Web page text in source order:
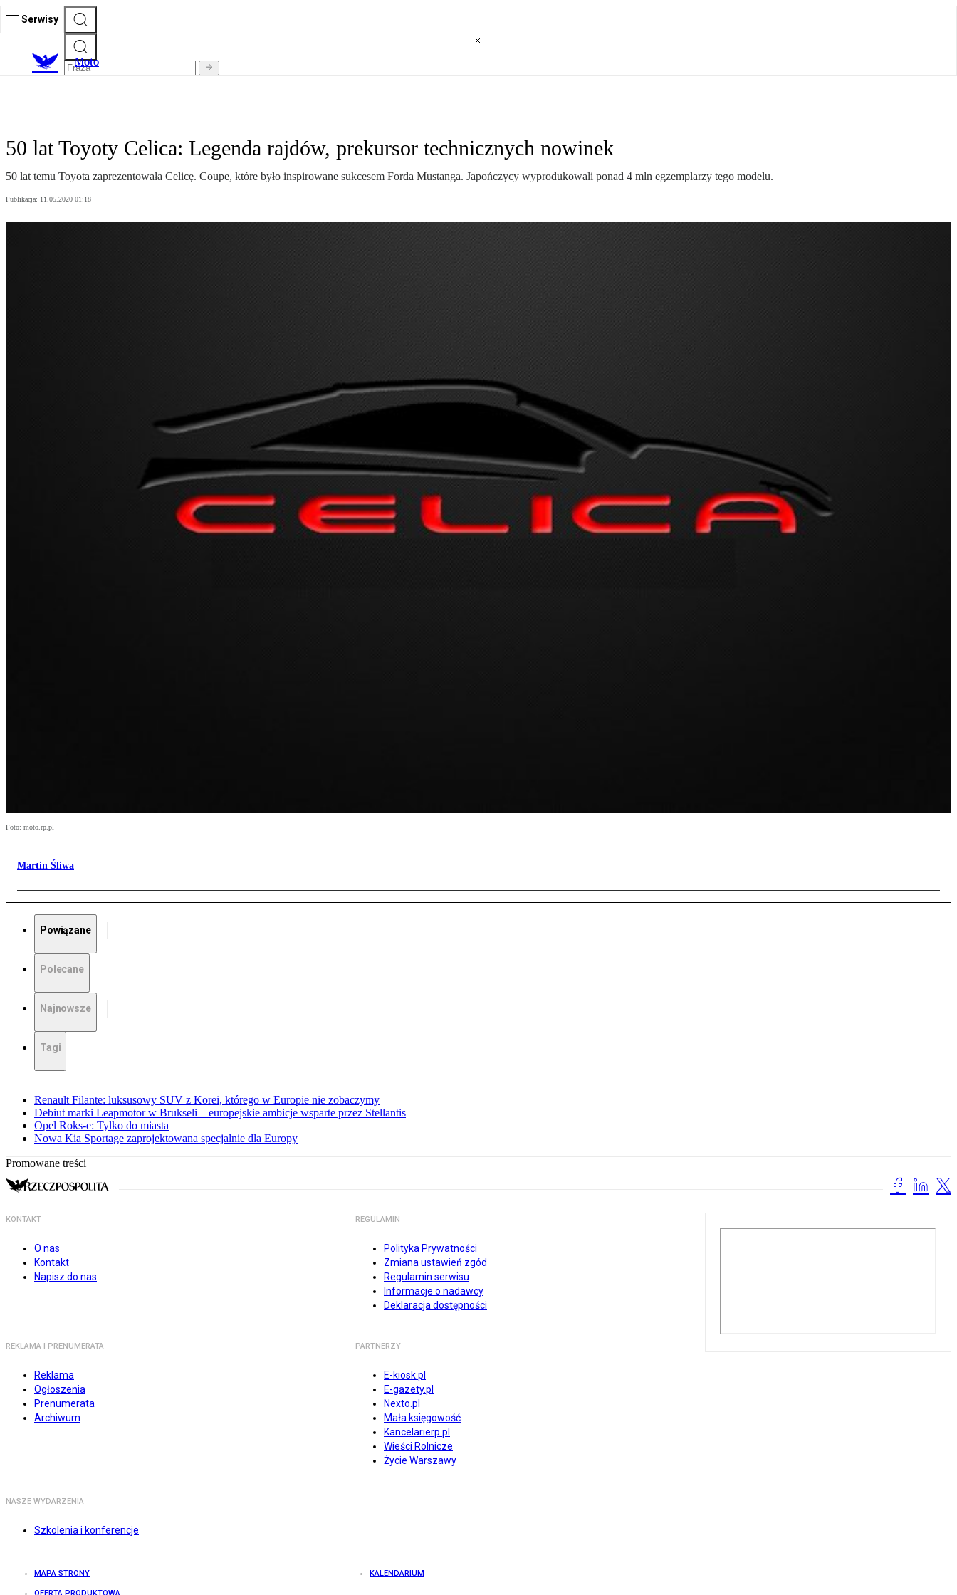
Serwisy
Moto
50 lat Toyoty Celica: Legenda rajdów, prekursor technicznych nowinek
50 lat temu Toyota zaprezentowała Celicę. Coupe, które było inspirowane sukcesem Forda Mustanga. Japończycy wyprodukowali ponad 4 mln egzemplarzy tego modelu.
Publikacja: 11.05.2020 01:18
Foto: moto.rp.pl
Martin Śliwa
Powiązane
Polecane
Najnowsze
Tagi
Renault Filante: luksusowy SUV z Korei, którego w Europie nie zobaczymy
Debiut marki Leapmotor w Brukseli – europejskie ambicje wsparte przez Stellantis
Opel Roks-e: Tylko do miasta
Nowa Kia Sportage zaprojektowana specjalnie dla Europy
Promowane treści
KONTAKT
O nas
Kontakt
Napisz do nas
REGULAMIN
Polityka Prywatności
Zmiana ustawień zgód
Regulamin serwisu
Informacje o nadawcy
Deklaracja dostępności
REKLAMA I PRENUMERATA
Reklama
Ogłoszenia
Prenumerata
Archiwum
PARTNERZY
E-kiosk.pl
E-gazety.pl
Nexto.pl
Mała księgowość
Kancelarierp.pl
Wieści Rolnicze
Życie Warszawy
NASZE WYDARZENIA
Szkolenia i konferencje
MAPA STRONY KALENDARIUM